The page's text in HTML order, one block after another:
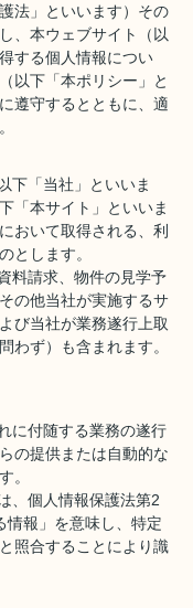
法」といいます）その
、本ウェブサイト（以
する個人情報につい
以下「本ポリシー」と
遵守するとともに、適
下「当社」といいま
「本サイト」といいま
おいて取得される、利
とします。
料請求、物件の見学予
の他当社が実施するサ
び当社が業務遂行上取
わず）も含まれます。
に付随する業務の遂行
の提供または自動的な
。
、個人情報保護法第2
情報」を意味し、特定
照合することにより識